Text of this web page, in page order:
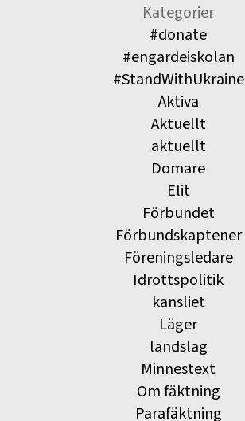
Kategorier
#donate
#engardeiskolan
#StandWithUkraine
Aktiva
Aktuellt
aktuellt
Domare
Elit
Förbundet
Förbundskaptener
Föreningsledare
Idrottspolitik
kansliet
Läger
landslag
Minnestext
Om fäktning
Parafäktning